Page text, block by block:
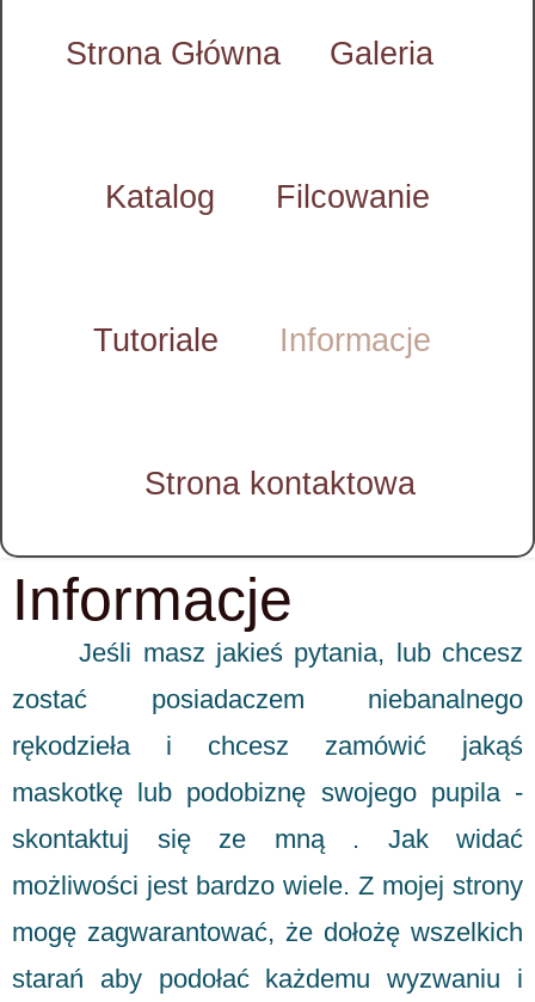
Strona Główna Galeria
Katalog Filcowanie
Tutoriale Informacje
Strona kontaktowa
Informacje
Jeśli masz jakieś pytania, lub chcesz
zostać posiadaczem niebanalnego
rękodzieła i chcesz zamówić jakąś
maskotkę lub podobiznę swojego pupila -
skontaktuj się ze mną . Jak widać
możliwości jest bardzo wiele. Z mojej strony
mogę zagwarantować, że dołożę wszelkich
starań aby podołać każdemu wyzwaniu i